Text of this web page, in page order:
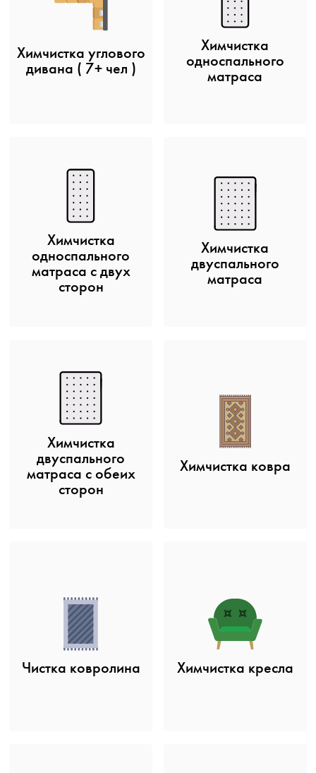
Химчистка углового
дивана ( 7+ чел )
Химчистка
односпального
матраса
Химчистка
односпального
матраса c двух
сторон
Химчистка
двуспального
матраса
Химчистка
двуспального
матраса с обеих
сторон
Химчистка ковра
Чистка ковролина Химчистка кресла